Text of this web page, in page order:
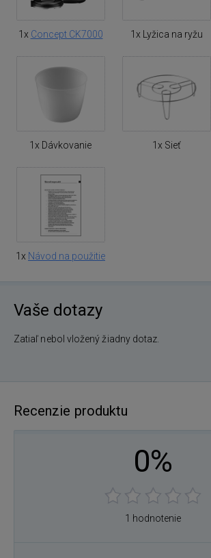
1x Concept CK7000 1x Lyžica na ryžu
1x Dávkovanie 1x Sieť
1x Návod na použitie
Vaše dotazy
Zatiaľ nebol vložený žiadny dotaz.
Recenzie produktu
0%
1 hodnotenie